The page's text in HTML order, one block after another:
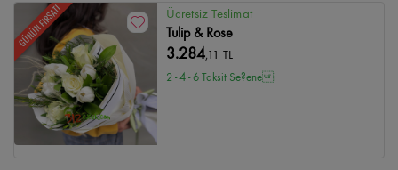
GÜNÜN FIRSATI Ücretsiz Teslimat
Tulip & Rose
3.284,11 TL
2 - 4 - 6 Taksit Se?enei